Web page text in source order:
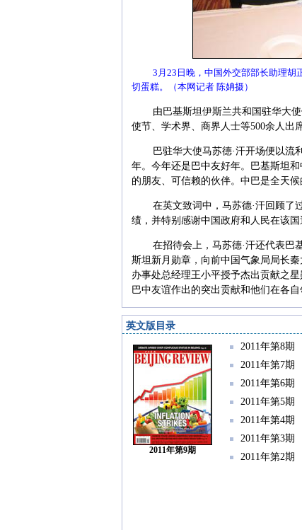
3月23日晚，中国外交部部长助理胡
切蛋糕。（本网记者 陈姌摄）
由巴基斯坦伊斯兰共和国驻华大
使节、学术界、商界人士等500余人出
巴驻华大使马苏德·汗开场便以流
年。今年还是巴中友好年。巴基斯坦
的朋友、可信赖的伙伴。中巴是全天
在英文致词中，马苏德·汗回顾了
绩，并特别感谢中国政府和人民在该
在招待会上，马苏德·汗还代表巴
斯坦新月勋章，向前中国气象局局长
办事处总经理王小平授予杰出贡献之
巴中友谊作出的突出贡献和他们在各自
英文版目录
2011年第9期
2011年第8期
2011年第7期
2011年第6期
2011年第5期
2011年第4期
2011年第3期
2011年第2期